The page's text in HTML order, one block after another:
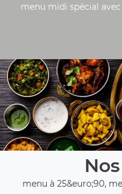
menu midi spécial
menu à 25&euro;90,